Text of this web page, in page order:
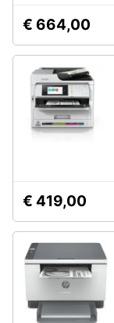
€ 664,00
€ 419,00